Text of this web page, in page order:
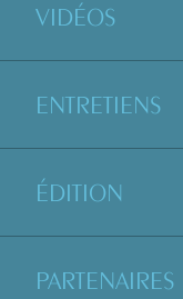
VIDÉOS
ENTRETIENS
ÉDITION
PARTENAIRES